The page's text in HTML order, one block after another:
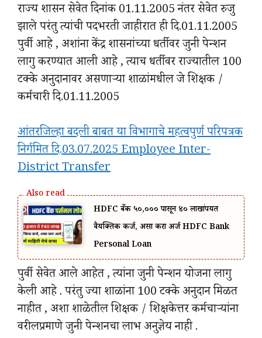
राज्य शासन सेवेत दिनांक 01.11.2005 नंतर सेवेत रुजु
झाले परंतु त्यांची पदभरती जाहीरात ही दि.01.11.2005
पुर्वी आहे , अशांना केंद्र शासनांच्या धर्तीवर जुनी पेन्शन
लागु करण्यात आली आहे , त्याच धर्तीवर राज्यातील 100
टक्के अनुदानावर असणाऱ्या शाळांमधील जे शिक्षक /
कर्मचारी दि.01.11.2005
आंतरजिल्हा बदली बाबत या विभागाचे महत्वपुर्ण परिपत्रक
निर्गमित दि.03.07.2025 Employee Inter-
District Transfer
HDFC बँक ₹५०,००० पासून ₹४० लाखांपर्यंत
वैयक्तिक कर्ज, असा करा अर्ज HDFC Bank
Personal Loan
पुर्वी सेवेत आले आहेत , त्यांना जुनी पेन्शन योजना लागु
केली आहे . परंतु ज्या शाळांना 100 टक्के अनुदान मिळत
नाहीत , अशा शाळेतील शिक्षक / शिक्षकेत्तर कर्मचाऱ्यांना
वरीलप्रमाणे जुनी पेन्शनचा लाभ अनुज्ञेय नाही .